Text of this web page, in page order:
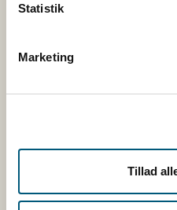
Statistik
Marketing
Tillad
Blærer i munden
hud.
Lovstof for